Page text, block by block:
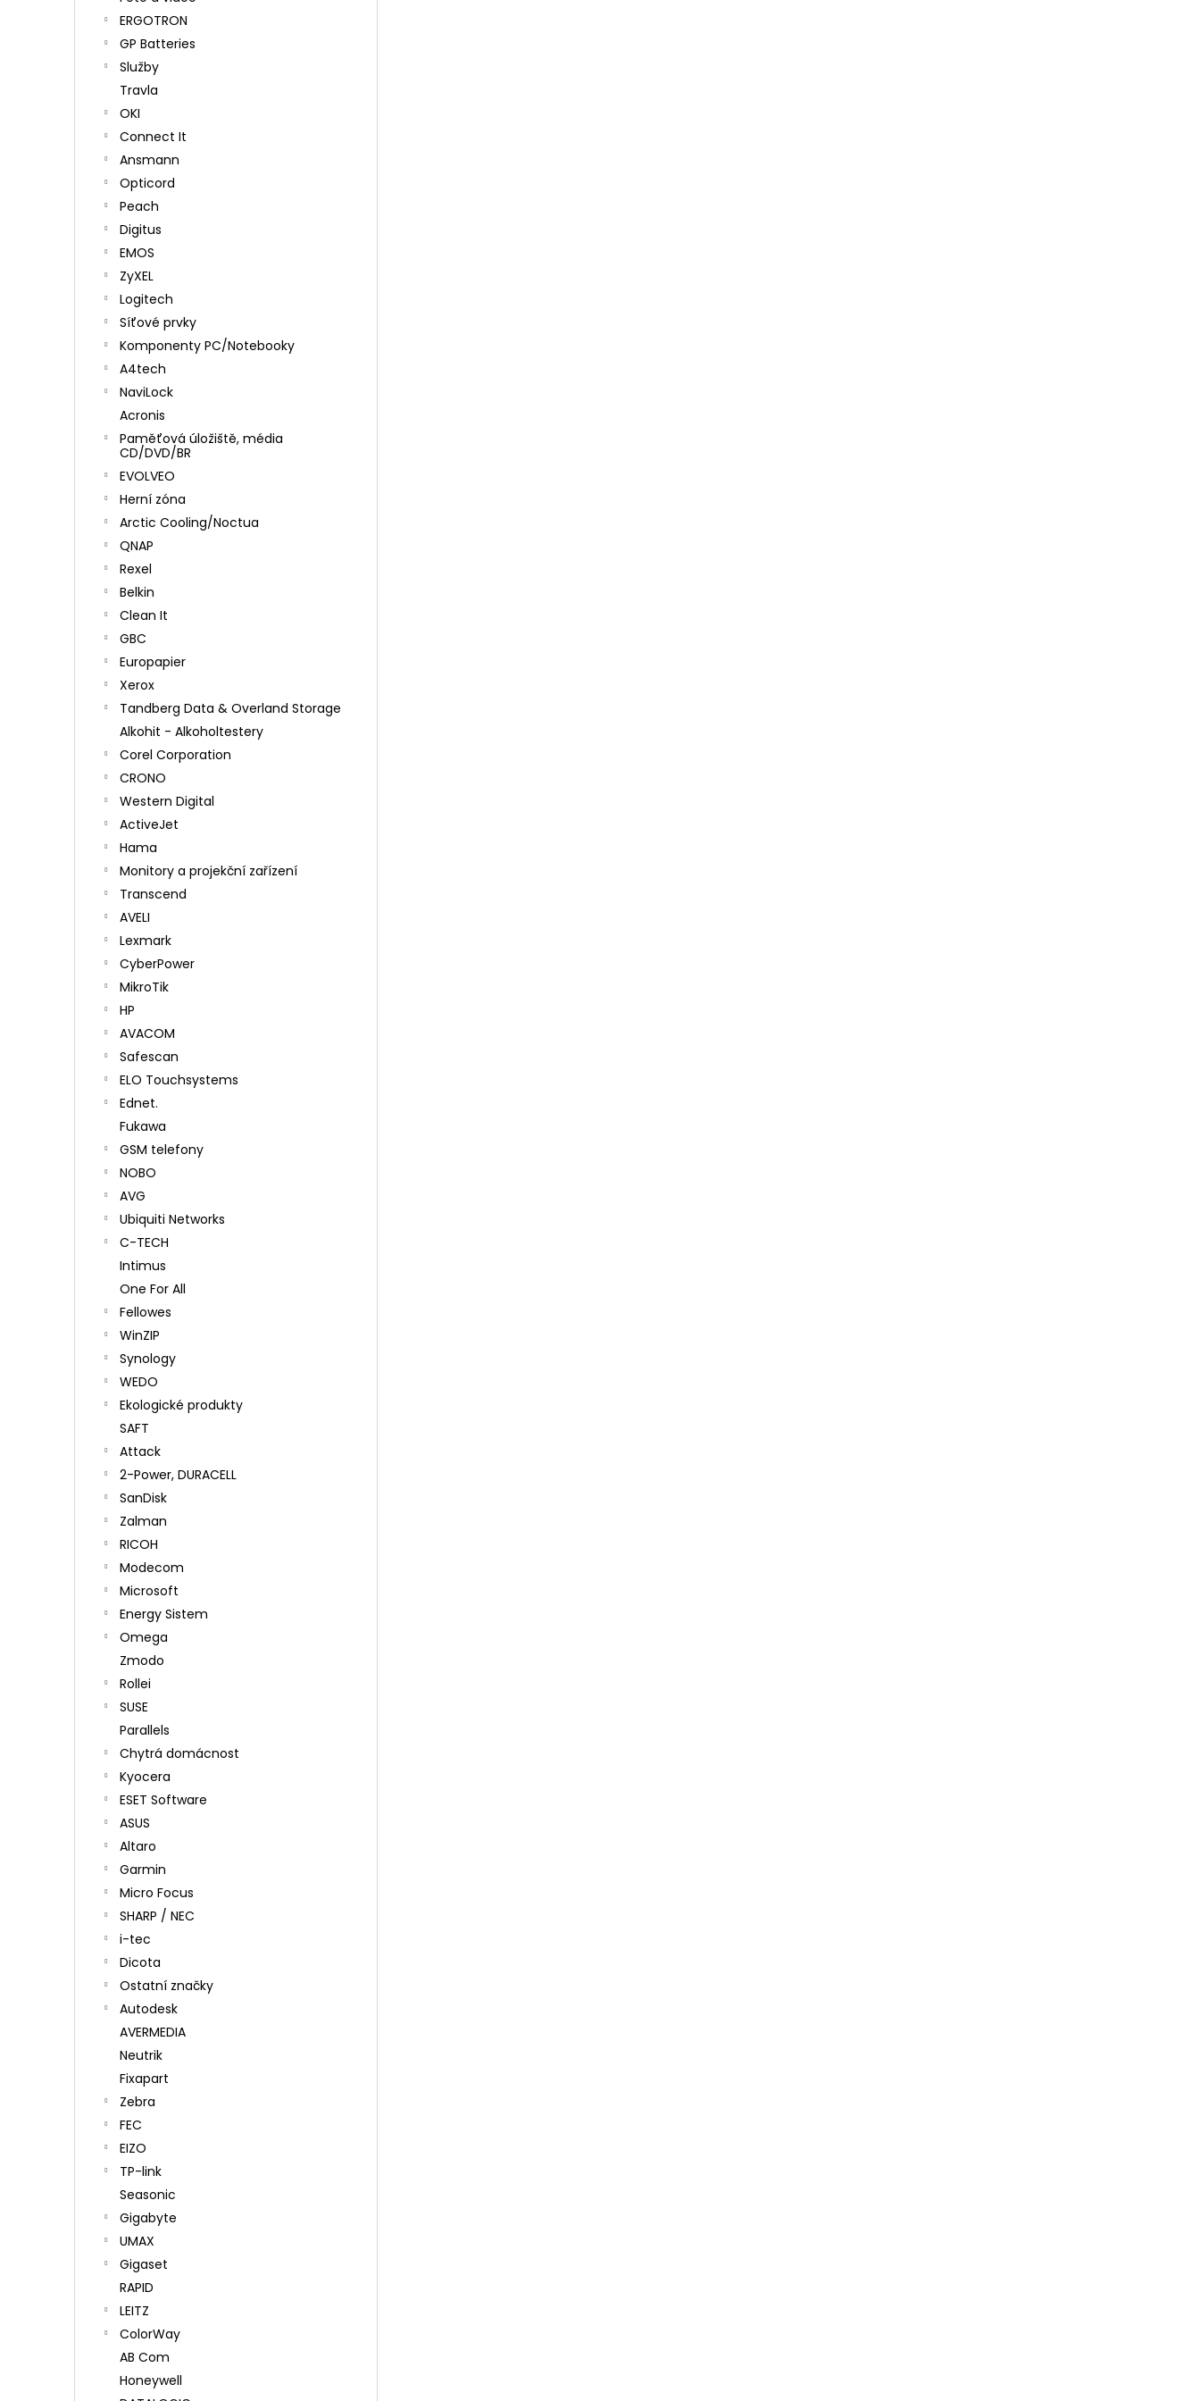
ERGOTRON
GP Batteries
Služby
Travla
OKI
Connect It
Ansmann
Opticord
Peach
Digitus
EMOS
ZyXEL
Logitech
Síťové prvky
Komponenty PC/Notebooky
A4tech
NaviLock
Acronis
Paměťová úložiště, média
CD/DVD/BR
EVOLVEO
Herní zóna
Arctic Cooling/Noctua
QNAP
Rexel
Belkin
Clean It
GBC
Europapier
Xerox
Tandberg Data & Overland Storage
Alkohit - Alkoholtestery
Corel Corporation
CRONO
Western Digital
ActiveJet
Hama
Monitory a projekční zařízení
Transcend
AVELI
Lexmark
CyberPower
MikroTik
HP
AVACOM
Safescan
ELO Touchsystems
Ednet.
Fukawa
GSM telefony
NOBO
AVG
Ubiquiti Networks
C-TECH
Intimus
One For All
Fellowes
WinZIP
Synology
WEDO
Ekologické produkty
SAFT
Attack
2-Power, DURACELL
SanDisk
Zalman
RICOH
Modecom
Microsoft
Energy Sistem
Omega
Zmodo
Rollei
SUSE
Parallels
Chytrá domácnost
Kyocera
ESET Software
ASUS
Altaro
Garmin
Micro Focus
SHARP / NEC
i-tec
Dicota
Ostatní značky
Autodesk
AVERMEDIA
Neutrik
Fixapart
Zebra
FEC
EIZO
TP-link
Seasonic
Gigabyte
UMAX
Gigaset
RAPID
LEITZ
ColorWay
AB Com
Honeywell